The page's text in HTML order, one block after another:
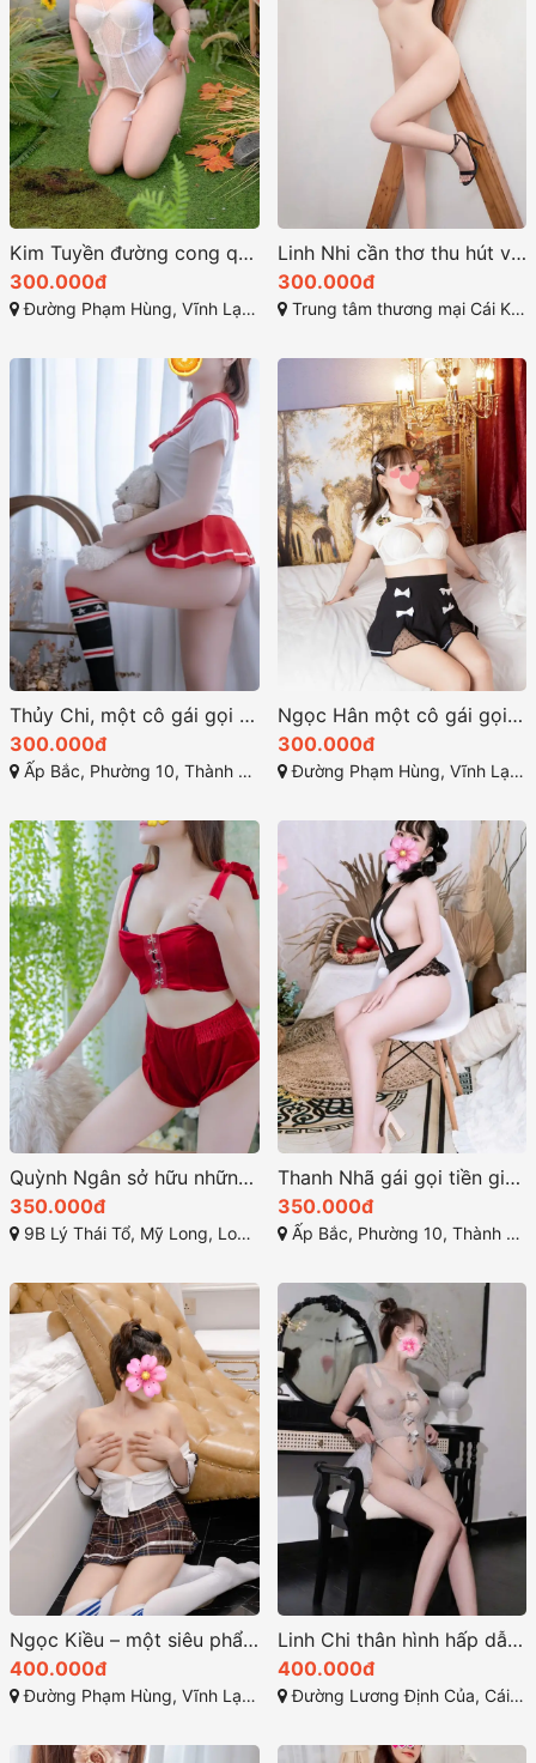
Kim Tuyền đường cong quyến rũ hoàn hảo
300.000đ
Đường Phạm Hùng, Vĩnh Lạc, Rạch Giá, Kiên Giang
Linh Nhi cần thơ thu hút với ánh mắt đầy quyến rũ
300.000đ
Trung tâm thương mại Cái Khế, Cái Khế, Ninh Kiều, Cần Thơ
Thủy Chi, một cô gái gọi mỹ tho với vóc dáng cuốn hút
300.000đ
Ấp Bắc, Phường 10, Thành phố Mỹ Tho, Tiền Giang
Ngọc Hân một cô gái gọi rạch giá xinh xắn vẻ đẹp ngọt ngào
300.000đ
Đường Phạm Hùng, Vĩnh Lạc, Rạch Giá, Kiên Giang
Quỳnh Ngân sở hữu những đường cong quyến rũ
350.000đ
9B Lý Thái Tổ, Mỹ Long, Long Xuyên, An Giang
Thanh Nhã gái gọi tiền giang sở hữu đường cong quyến rũ
350.000đ
Ấp Bắc, Phường 10, Thành phố Mỹ Tho, Tiền Giang
Ngọc Kiều – một siêu phẩm cuồng nhiệt ở rạch giá
400.000đ
Đường Phạm Hùng, Vĩnh Lạc, Rạch Giá, Kiên Giang
Linh Chi thân hình hấp dẫn khó chối từ
400.000đ
Đường Lương Định Của, Cái Khế, Ninh Kiều, Cần Thơ